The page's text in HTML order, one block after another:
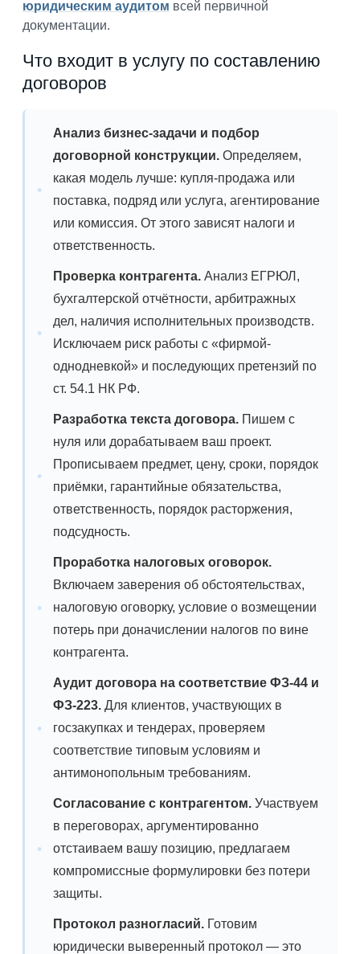
юридическим аудитом всей первичной
документации.
Что входит в услугу по составлению
договоров
Анализ бизнес-задачи и подбор
договорной конструкции. Определяем,
какая модель лучше: купля-продажа или
поставка, подряд или услуга, агентирование
или комиссия. От этого зависят налоги и
ответственность.
Проверка контрагента. Анализ ЕГРЮЛ,
бухгалтерской отчётности, арбитражных
дел, наличия исполнительных производств.
Исключаем риск работы с «фирмой-
однодневкой» и последующих претензий по
ст. 54.1 НК РФ.
Разработка текста договора. Пишем с
нуля или дорабатываем ваш проект.
Прописываем предмет, цену, сроки, порядок
приёмки, гарантийные обязательства,
ответственность, порядок расторжения,
подсудность.
Проработка налоговых оговорок.
Включаем заверения об обстоятельствах,
налоговую оговорку, условие о возмещении
потерь при доначислении налогов по вине
контрагента.
Аудит договора на соответствие ФЗ-44 и
ФЗ-223. Для клиентов, участвующих в
госзакупках и тендерах, проверяем
соответствие типовым условиям и
антимонопольным требованиям.
Согласование с контрагентом. Участвуем
в переговорах, аргументированно
отстаиваем вашу позицию, предлагаем
компромиссные формулировки без потери
защиты.
Протокол разногласий. Готовим
юридически выверенный протокол — это